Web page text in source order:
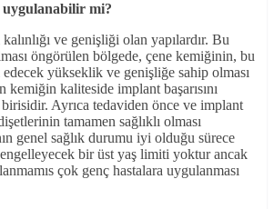
mi?
ve genişliği olan yapılardır. Bu
öngörülen bölgede, çene kemiğinin, bu
yükseklik ve genişliğe sahip olması
kemiğin kaliteside implant başarısını
Ayrıca tedaviden önce ve implant
tamamen sağlıklı olması
genel sağlık durumu iyi olduğu sürece
bir üst yaş limiti yoktur ancak
çok genç hastalara uygulanması